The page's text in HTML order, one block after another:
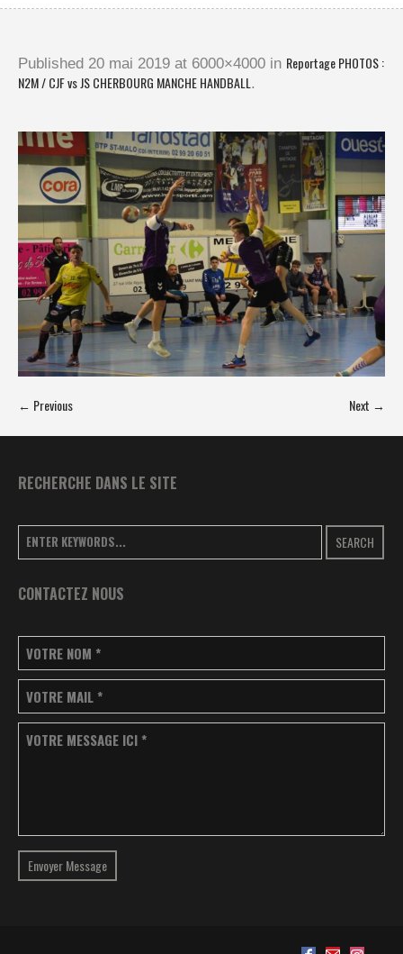
Published 20 mai 2019 at 6000×4000 in Reportage PHOTOS :
N2M / CJF vs JS CHERBOURG MANCHE HANDBALL .
← Previous Next →
RECHERCHE DANS LE SITE
SEARCH
CONTACTEZ NOUS
VOTRE NOM *
VOTRE MAIL *
VOTRE MESSAGE ICI *
Envoyer Message